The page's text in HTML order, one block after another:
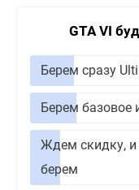
GTA VI
Берем сразу
Берем базовое
Ждем скидку, и
берем